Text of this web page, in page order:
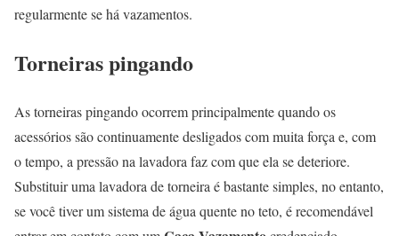
regularmente se há vazamentos.
Torneiras pingando
As torneiras pingando ocorrem principalmente quando os
acessórios são continuamente desligados com muita força e, com
o tempo, a pressão na lavadora faz com que ela se deteriore.
Substituir uma lavadora de torneira é bastante simples, no entanto,
se você tiver um sistema de água quente no teto, é recomendável